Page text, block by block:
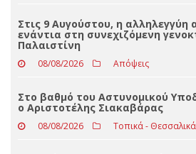
Τραγωδία στην Πάρο: Πνίγηκε
beach bar, βούτηξε ο μπάρμαν
08/08/2026
ενάντια στη συνεχιζόμενη
Παλαιστίνη
08/08/2026 Απόψεις